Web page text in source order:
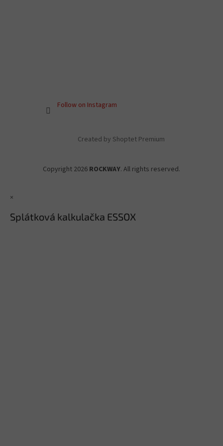
Follow on Instagram
Created by Shoptet Premium
Copyright 2026 ROCKWAY. All rights reserved.
×
Splátková kalkulačka ESSOX